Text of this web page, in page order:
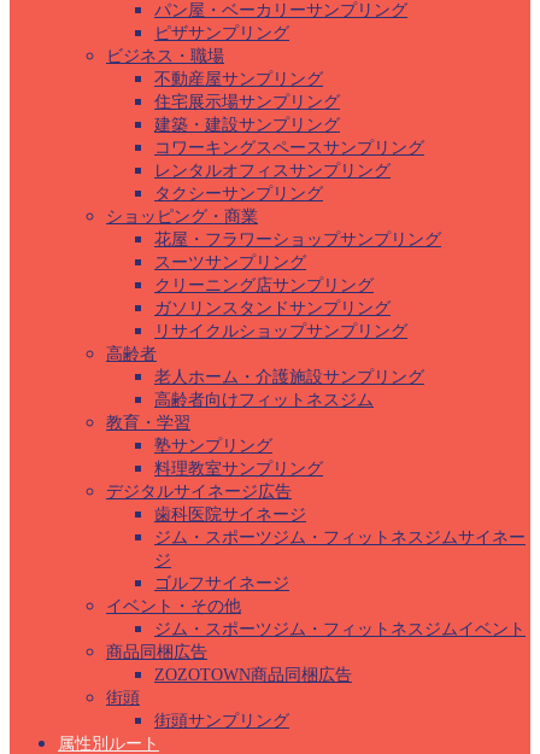
パン屋・ベーカリーサンプリング
ピザサンプリング
ビジネス・職場
不動産屋サンプリング
住宅展示場サンプリング
建築・建設サンプリング
コワーキングスペースサンプリング
レンタルオフィスサンプリング
タクシーサンプリング
ショッピング・商業
花屋・フラワーショップサンプリング
スーツサンプリング
クリーニング店サンプリング
ガソリンスタンドサンプリング
リサイクルショップサンプリング
高齢者
老人ホーム・介護施設サンプリング
高齢者向けフィットネスジム
教育・学習
塾サンプリング
料理教室サンプリング
デジタルサイネージ広告
歯科医院サイネージ
ジム・スポーツジム・フィットネスジムサイネー
ジ
ゴルフサイネージ
イベント・その他
ジム・スポーツジム・フィットネスジムイベント
商品同梱広告
ZOZOTOWN商品同梱広告
街頭
街頭サンプリング
属性別ルート